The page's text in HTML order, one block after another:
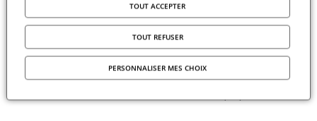
In the late 1980s, Catherine De Clippel
collaborated with anthropologists Marc Augé,
Jean-Paul Colleyn and Jean-Pierre Dozon to
produce a series of documentary films.
TOUT ACCEPTER
TOUT REFUSER
PERSONNALISER MES CHOIX